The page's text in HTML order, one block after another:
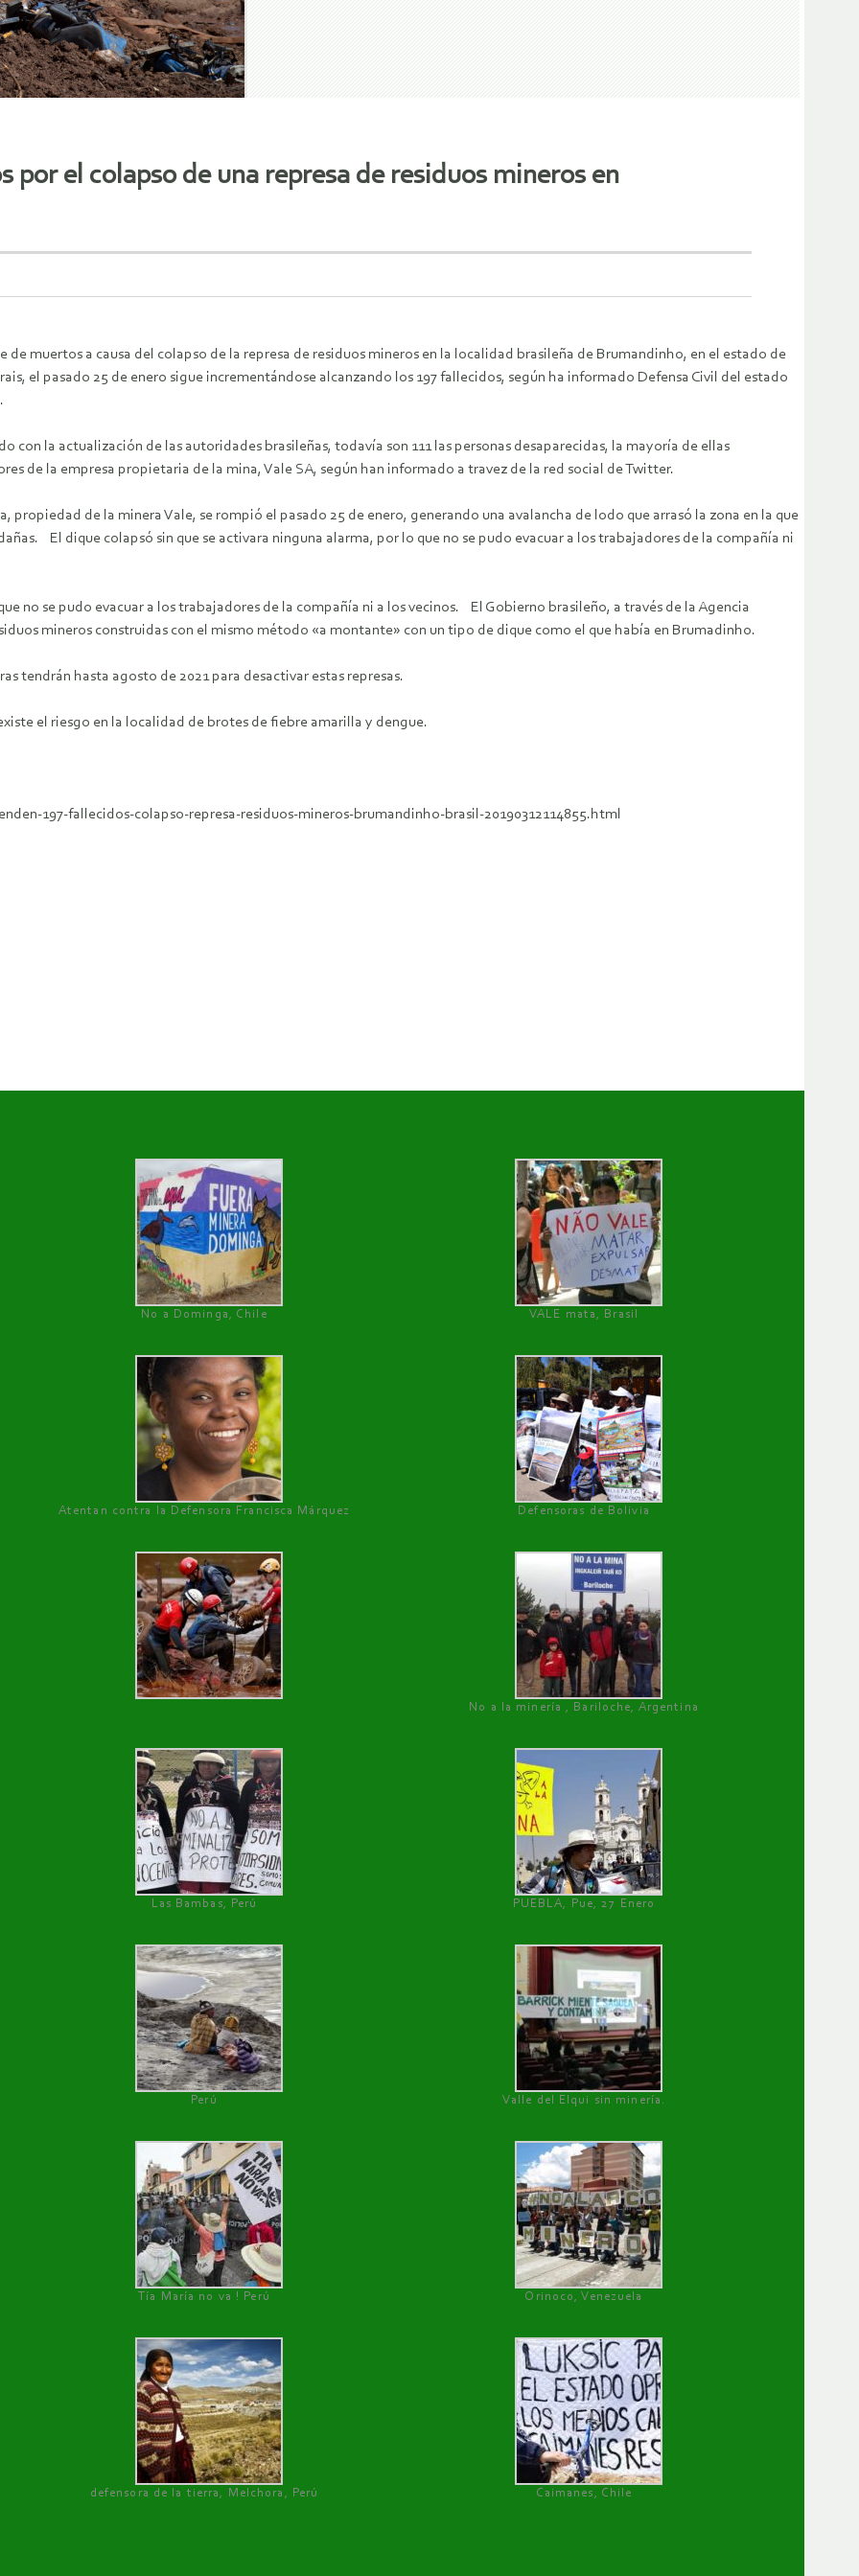
por el colapso de una represa de residuos mineros en
de muertos a causa del colapso de la represa de residuos mineros en la localidad brasileña de Brumandinho, en el estado de
el pasado 25 de enero sigue incrementándose alcanzando los 197 fallecidos, según ha informado Defensa Civil del estado
con la actualización de las autoridades brasileñas, todavía son 111 las personas desaparecidas, la mayoría de ellas
de la empresa propietaria de la mina, Vale SA, según han informado a travez de la red social de Twitter.
propiedad de la minera Vale, se rompió el pasado 25 de enero, generando una avalancha de lodo que arrasó la zona en la que
El dique colapsó sin que se activara ninguna alarma, por lo que no se pudo evacuar a los trabajadores de la compañía ni
no se pudo evacuar a los trabajadores de la compañía ni a los vecinos. El Gobierno brasileño, a través de la Agencia
mineros construidas con el mismo método «a montante» con un tipo de dique como el que había en Brumadinho.
tendrán hasta agosto de 2021 para desactivar estas represas.
el riesgo en la localidad de brotes de fiebre amarilla y dengue.
197-fallecidos-colapso-represa-residuos-mineros-brumandinho-brasil-20190312114855.html
No a Dominga, Chile
VALE mata, Brasil
Atentan contra la Defensora Francisca Márquez Defensoras de Bolivia
No a la minería , Bariloche, Argentina
Las Bambas, Perú PUEBLA, Pue, 27 Enero
Perú Valle del Elqui sin minería.
Tía María no va ! Perú Orinoco, Venezuela
defensora de la tierra, Melchora, Perú Caimanes, Chile